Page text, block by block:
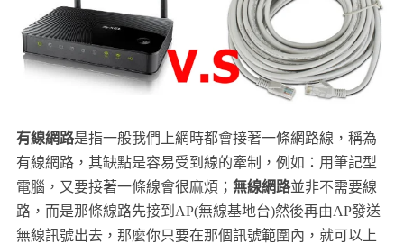
有線網路是指一般我們上網時都會接著一條網路線，稱為
有線網路，其缺點是容易受到線的牽制，例如：用筆記型
電腦，又要接著一條線會很麻煩； 無線網路並非不需要線
路，而是那條線路先接到AP(無線基地台)然後再由AP發送
無線訊號出去，那麼你只要在那個訊號範圍內，就可以上